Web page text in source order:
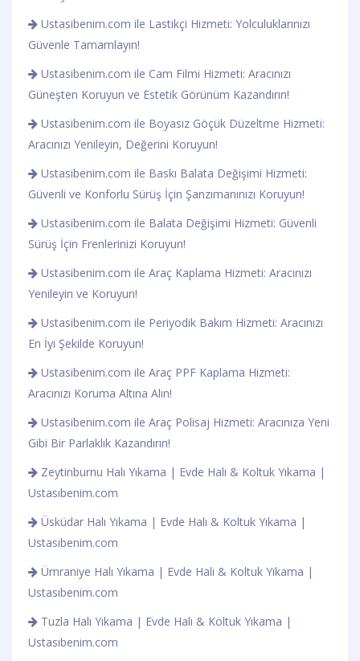
Ustasibenim.com ile Lastikçi Hizmeti: Yolculuklarınızı
Güvenle Tamamlayın!
Ustasibenim.com ile Cam Filmi Hizmeti: Aracınızı
Güneşten Koruyun ve Estetik Görünüm Kazandırın!
Ustasibenim.com ile Boyasız Göçük Düzeltme Hizmeti:
Aracınızı Yenileyin, Değerini Koruyun!
Ustasibenim.com ile Baskı Balata Değişimi Hizmeti:
Güvenli ve Konforlu Sürüş İçin Şanzımanınızı Koruyun!
Ustasibenim.com ile Balata Değişimi Hizmeti: Güvenli
Sürüş İçin Frenlerinizi Koruyun!
Ustasibenim.com ile Araç Kaplama Hizmeti: Aracınızı
Yenileyin ve Koruyun!
Ustasibenim.com ile Periyodik Bakım Hizmeti: Aracınızı
En İyi Şekilde Koruyun!
Ustasibenim.com ile Araç PPF Kaplama Hizmeti:
Aracınızı Koruma Altına Alın!
Ustasibenim.com ile Araç Polisaj Hizmeti: Aracınıza Yeni
Gibi Bir Parlaklık Kazandırın!
Zeytinburnu Halı Yıkama | Evde Halı & Koltuk Yıkama |
Ustasıbenim.com
Üsküdar Halı Yıkama | Evde Halı & Koltuk Yıkama |
Ustasıbenim.com
Ümraniye Halı Yıkama | Evde Halı & Koltuk Yıkama |
Ustasıbenim.com
Tuzla Halı Yıkama | Evde Halı & Koltuk Yıkama |
Ustasıbenim.com